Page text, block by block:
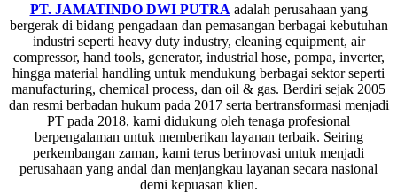
PT. JAMATINDO DWI PUTRA adalah perusahaan yang
bergerak di bidang pengadaan dan pemasangan berbagai kebutuhan
industri seperti heavy duty industry, cleaning equipment, air
compressor, hand tools, generator, industrial hose, pompa, inverter,
hingga material handling untuk mendukung berbagai sektor seperti
manufacturing, chemical process, dan oil & gas. Berdiri sejak 2005
dan resmi berbadan hukum pada 2017 serta bertransformasi menjadi
PT pada 2018, kami didukung oleh tenaga profesional
berpengalaman untuk memberikan layanan terbaik. Seiring
perkembangan zaman, kami terus berinovasi untuk menjadi
perusahaan yang andal dan menjangkau layanan secara nasional
demi kepuasan klien.